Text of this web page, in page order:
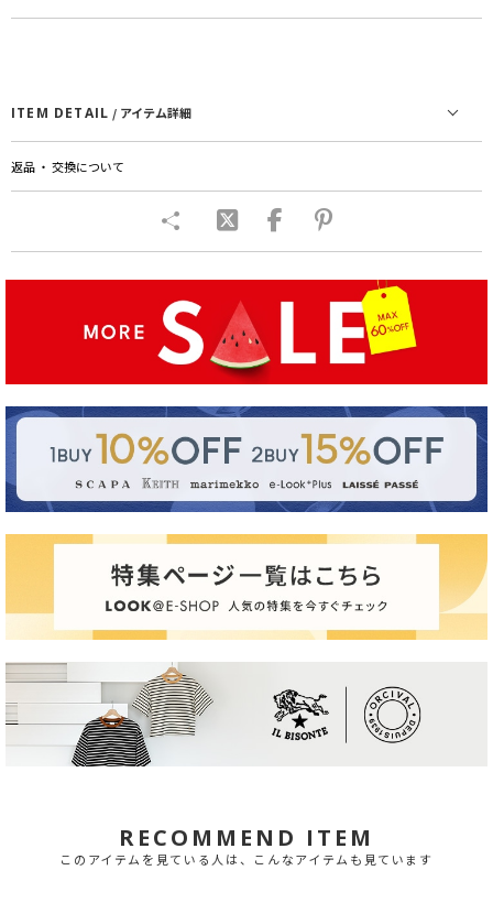
ITEM DETAIL / アイテム詳細
返品 ・ 交換について
RECOMMEND ITEM
このアイテムを見ている人は、こんなアイテムも見ています